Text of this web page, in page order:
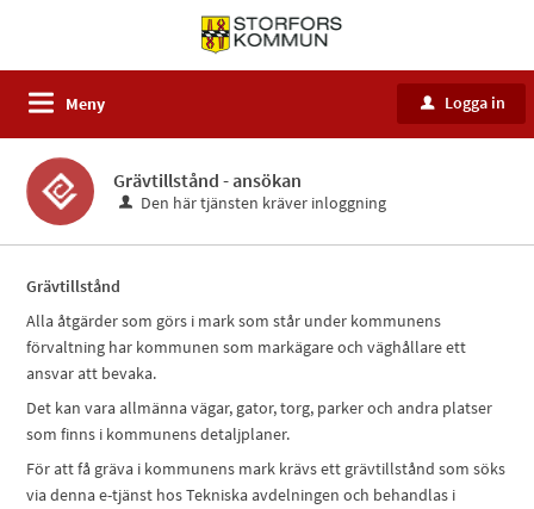
Meny u Logga in
Grävtillstånd - ansökan
Den här tjänsten kräver inloggning
Grävtillstånd
Alla åtgärder som görs i mark som står under kommunens
förvaltning har kommunen som markägare och väghållare ett
ansvar att bevaka.
Det kan vara allmänna vägar, gator, torg, parker och andra platser
som finns i kommunens detaljplaner.
För att få gräva i kommunens mark krävs ett grävtillstånd som söks
via denna e-tjänst hos Tekniska avdelningen och behandlas i